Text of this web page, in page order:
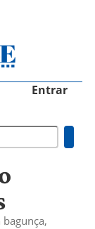
Entrar